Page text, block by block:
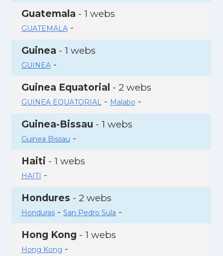
Guatemala - 1 webs
GUATEMALA-
Guinea - 1 webs
GUINEA-
Guinea Equatorial - 2 webs
GUINEA EQUATORIAL- Malabo -
Guinea-Bissau - 1 webs
Guinea Bissau -
Haiti - 1 webs
HAITI -
Hondures - 2 webs
Honduras- San Pedro Sula -
Hong Kong - 1 webs
Hong Kong -